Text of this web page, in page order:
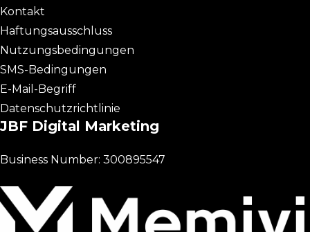
Kontakt
Haftungsausschluss
Nutzungsbedingungen
SMS-Bedingungen
E-Mail-Begriff
Datenschutzrichtlinie
JBF Digital Marketing
Business Number: 300895547